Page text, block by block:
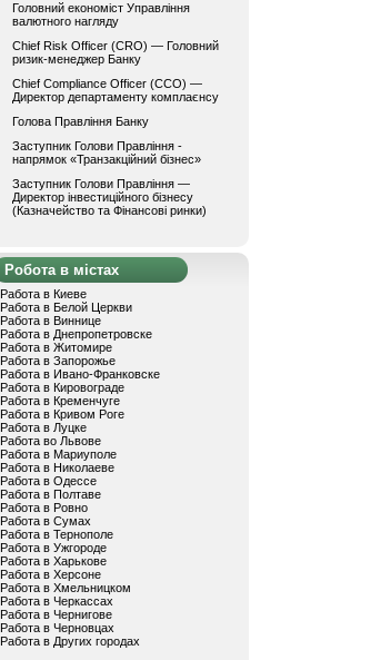
Головний економіст Управління
валютного нагляду
Chief Risk Officer (CRO) — Головний
ризик-менеджер Банку
Chief Compliance Officer (CCO) —
Директор департаменту комплаєнсу
Голова Правління Банку
Заступник Голови Правління -
напрямок «Транзакційний бізнес»
Заступник Голови Правління —
Директор інвестиційного бізнесу
(Казначейство та Фінансові ринки)
Робота в містах
Работа в Киеве
Работа в Белой Церкви
Работа в Виннице
Работа в Днепропетровске
Работа в Житомире
Работа в Запорожье
Работа в Ивано-Франковске
Работа в Кировограде
Работа в Кременчуге
Работа в Кривом Роге
Работа в Луцке
Работа во Львове
Работа в Мариуполе
Работа в Николаеве
Работа в Одессе
Работа в Полтаве
Работа в Ровно
Работа в Сумах
Работа в Тернополе
Работа в Ужгороде
Работа в Харькове
Работа в Херсоне
Работа в Хмельницком
Работа в Черкассах
Работа в Чернигове
Работа в Черновцах
Работа в Других городах